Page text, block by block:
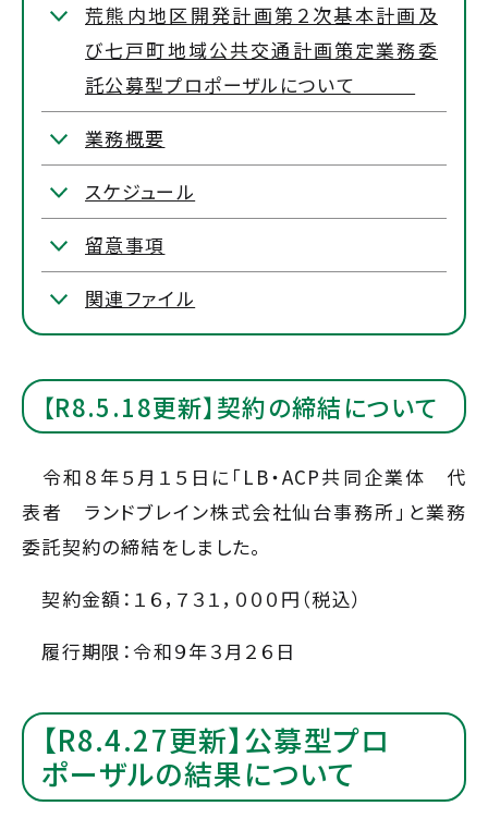
荒熊内地区開発計画第２次基本計画及
び七戸町地域公共交通計画策定業務委
託公募型プロポーザルについて
業務概要
スケジュール
留意事項
関連ファイル
【R8.5.18更新】契約の締結について
令和８年５月１５日に「LB・ACP共同企業体 代
表者 ランドブレイン株式会社仙台事務所」と業務
委託契約の締結をしました。
契約金額：１６，７３１，０００円（税込）
履行期限：令和９年３月２６日
【R8.4.27更新】公募型プロ
ポーザルの結果について